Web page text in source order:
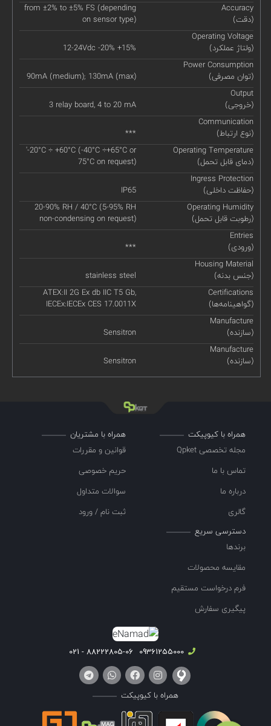
Accuracy
(دقت)
from ±2% to ±5% FS (depending
on sensor type)
Operating Voltage
(ولتاژ عملکرد)
12-24Vdc -20% +15%
Power Consumption
(توان مصرفی)
90mA (medium); 130mA (max)
Output
(خروجی)
3 relay board, 4 to 20 mA
Communication
(نوع ارتباط)
***
Operating Temperature
(دمای قابل تحمل)
'-20°C ÷ +60°C (-40°C ÷+65°C or
75°C on request)
Ingress Protection
(حفاظت داخلی)
IP65
Operating Humidity
(رطوبت قابل تحمل)
20-90% RH / 40°C (5-95% RH
non-condensing on request)
Entries
(ورودی)
***
Housing Material
(جنس بدنه)
stainless steel
Certifications
(گواهینامه‌ها)
ATEX:II 2G Ex db IIC T5 Gb,
IECEx:IECEx CES 17.0011X
Manufacture
(سازنده)
Sensitron
Manufacture
(سازنده)
Sensitron
همراه با کیوپیکت
مجله تخصصی Qpket
تماس با ما
درباره ما
گالری
همراه با مشتریان
قوانین و مقررات
حریم خصوصی
سوالات متداول
ثبت نام / ورود
دسترسی سریع
برندها
مقایسه محصولات
فرم درخواست مستقیم
پیگیری سفارش
09361255000
88222805-06 - 021
همراه با کیوپیکت